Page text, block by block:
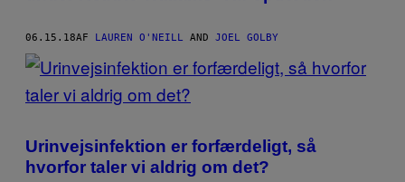
06.15.18AF LAUREN O'NEILL AND JOEL GOLBY
Urinvejsinfektion er forfærdeligt, så
hvorfor taler vi aldrig om det?